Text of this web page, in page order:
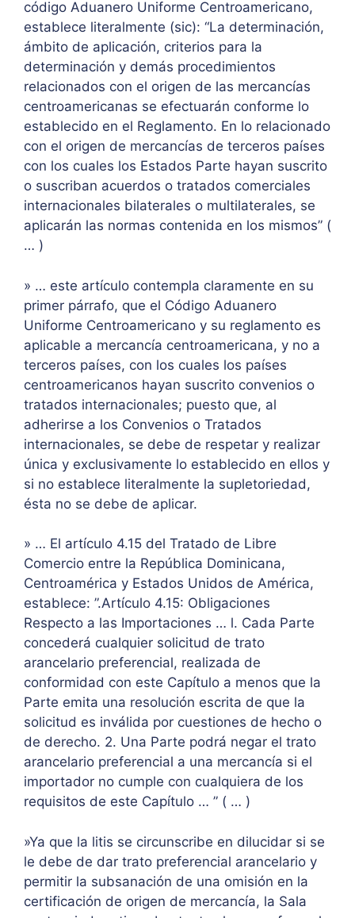
código Aduanero Uniforme Centroamericano,
establece literalmente (sic): “La determinación,
ámbito de aplicación, criterios para la
determinación y demás procedimientos
relacionados con el origen de las mercancías
centroamericanas se efectuarán conforme lo
establecido en el Reglamento. En lo relacionado
con el origen de mercancías de terceros países
con los cuales los Estados Parte hayan suscrito
o suscriban acuerdos o tratados comerciales
internacionales bilaterales o multilaterales, se
aplicarán las normas contenida en los mismos” (
… )
» … este artículo contempla claramente en su
primer párrafo, que el Código Aduanero
Uniforme Centroamericano y su reglamento es
aplicable a mercancía centroamericana, y no a
terceros países, con los cuales los países
centroamericanos hayan suscrito convenios o
tratados internacionales; puesto que, al
adherirse a los Convenios o Tratados
internacionales, se debe de respetar y realizar
única y exclusivamente lo establecido en ellos y
si no establece literalmente la supletoriedad,
ésta no se debe de aplicar.
» … El artículo 4.15 del Tratado de Libre
Comercio entre la República Dominicana,
Centroamérica y Estados Unidos de América,
establece: ”.Artículo 4.15: Obligaciones
Respecto a las Importaciones … l. Cada Parte
concederá cualquier solicitud de trato
arancelario preferencial, realizada de
conformidad con este Capítulo a menos que la
Parte emita una resolución escrita de que la
solicitud es inválida por cuestiones de hecho o
de derecho. 2. Una Parte podrá negar el trato
arancelario preferencial a una mercancía si el
importador no cumple con cualquiera de los
requisitos de este Capítulo … ” ( … )
»Ya que la litis se circunscribe en dilucidar si se
le debe de dar trato preferencial arancelario y
permitir la subsanación de una omisión en la
certificación de origen de mercancía, la Sala